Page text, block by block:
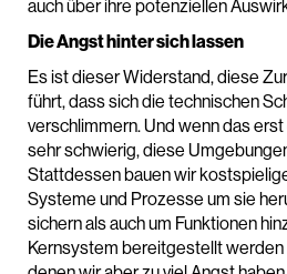
auch über ihre potenziellen
Die Angst hinter sich lassen
Es ist dieser Widerstand, diese
führt, dass sich die technischen
verschlimmern. Und wenn das
sehr schwierig, diese
Stattdessen bauen wir
Systeme und Prozesse um sie
sichern als auch um Funktionen
Kernsystem bereitgestellt werden